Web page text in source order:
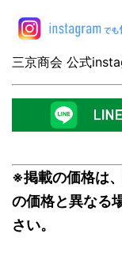
三京商会 公式
※掲載の価格は
の価格と異なる
さい。